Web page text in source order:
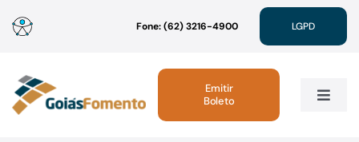
para
conteúdo
Fone: (62) 3216-4900 LGPD
Toggle
Emitir
Boleto